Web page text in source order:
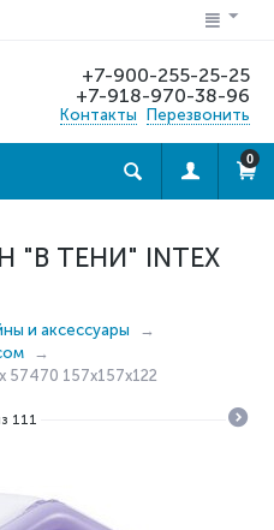
+7-900-255-25-25
+7-918-970-38-96
Контакты Перезвонить
0
"В ТЕНИ" INTEX
и аксессуары
157х157х122
111